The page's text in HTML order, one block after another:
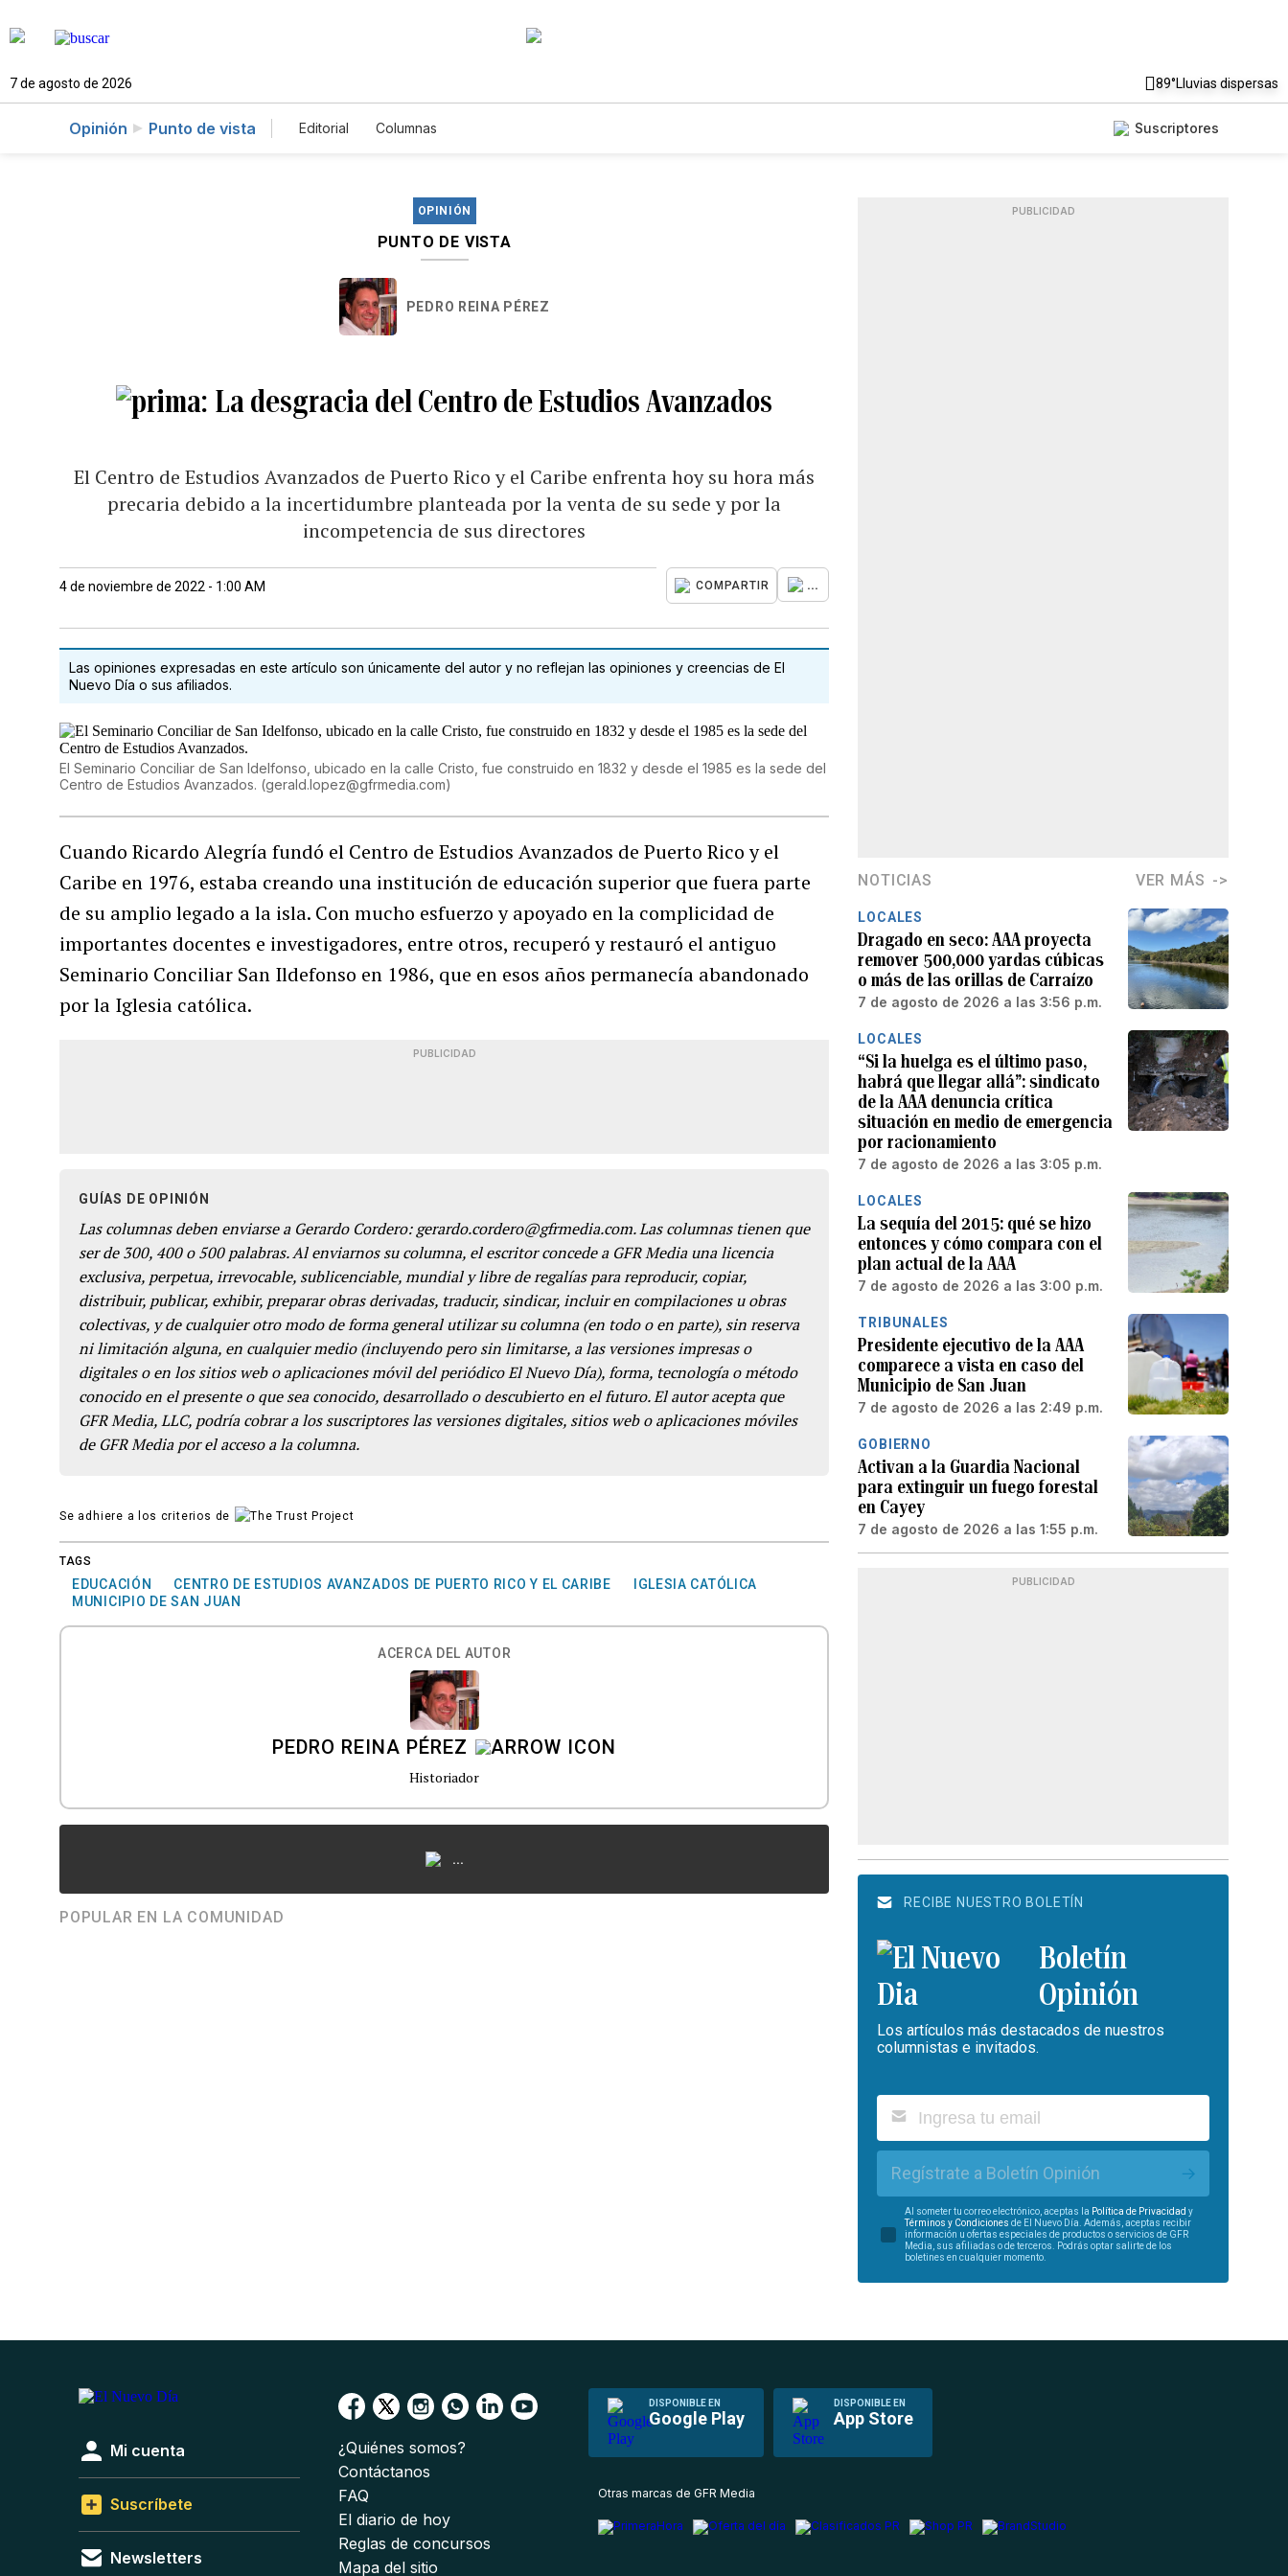
7 de agosto de 2026 89°Lluvias dispersas
Opinión Punto de vista Editorial Columnas Suscriptores
OPINIÓN
PUNTO DE VISTA
PEDRO REINA PÉREZ
La desgracia del Centro de Estudios Avanzados
El Centro de Estudios Avanzados de Puerto Rico y el Caribe enfrenta hoy su hora más
precaria debido a la incertidumbre planteada por la venta de su sede y por la
incompetencia de sus directores
4 de noviembre de 2022 - 1:00 AM COMPARTIR ...
Las opiniones expresadas en este artículo son únicamente del autor y no reflejan las opiniones y creencias de El
Nuevo Día o sus afiliados.
El Seminario Conciliar de San Idelfonso, ubicado en la calle Cristo, fue construido en 1832 y desde el 1985 es la sede del
Centro de Estudios Avanzados. (gerald.lopez@gfrmedia.com)
Cuando Ricardo Alegría fundó el Centro de Estudios Avanzados de Puerto Rico y el
Caribe en 1976, estaba creando una institución de educación superior que fuera parte
de su amplio legado a la isla. Con mucho esfuerzo y apoyado en la complicidad de
importantes docentes e investigadores, entre otros, recuperó y restauró el antiguo
Seminario Conciliar San Ildefonso en 1986, que en esos años permanecía abandonado
por la Iglesia católica.
PUBLICIDAD
GUÍAS DE OPINIÓN
Las columnas deben enviarse a Gerardo Cordero: gerardo.cordero@gfrmedia.com. Las columnas tienen que
ser de 300, 400 o 500 palabras. Al enviarnos su columna, el escritor concede a GFR Media una licencia
exclusiva, perpetua, irrevocable, sublicenciable, mundial y libre de regalías para reproducir, copiar,
distribuir, publicar, exhibir, preparar obras derivadas, traducir, sindicar, incluir en compilaciones u obras
colectivas, y de cualquier otro modo de forma general utilizar su columna (en todo o en parte), sin reserva
ni limitación alguna, en cualquier medio (incluyendo pero sin limitarse, a las versiones impresas o
digitales o en los sitios web o aplicaciones móvil del periódico El Nuevo Día), forma, tecnología o método
conocido en el presente o que sea conocido, desarrollado o descubierto en el futuro. El autor acepta que
GFR Media, LLC, podría cobrar a los suscriptores las versiones digitales, sitios web o aplicaciones móviles
de GFR Media por el acceso a la columna.
Se adhiere a los criterios de
TAGS
EDUCACIÓN CENTRO DE ESTUDIOS AVANZADOS DE PUERTO RICO Y EL CARIBE
IGLESIA CATÓLICA
MUNICIPIO DE SAN JUAN
ACERCA DEL AUTOR
PEDRO REINA PÉREZ
Historiador
...
POPULAR EN LA COMUNIDAD
PUBLICIDAD
NOTICIAS VER MÁS
LOCALES
Dragado en seco: AAA proyecta
remover 500,000 yardas cúbicas
o más de las orillas de Carraízo
7 de agosto de 2026 a las 3:56 p.m.
LOCALES
“Si la huelga es el último paso,
habrá que llegar allá”: sindicato
de la AAA denuncia crítica
situación en medio de emergencia
por racionamiento
7 de agosto de 2026 a las 3:05 p.m.
LOCALES
La sequía del 2015: qué se hizo
entonces y cómo compara con el
plan actual de la AAA
7 de agosto de 2026 a las 3:00 p.m.
TRIBUNALES
Presidente ejecutivo de la AAA
comparece a vista en caso del
Municipio de San Juan
7 de agosto de 2026 a las 2:49 p.m.
GOBIERNO
Activan a la Guardia Nacional
para extinguir un fuego forestal
en Cayey
7 de agosto de 2026 a las 1:55 p.m.
PUBLICIDAD
RECIBE NUESTRO BOLETÍN
Boletín
Opinión
Los artículos más destacados de nuestros
columnistas e invitados.
Regístrate a Boletín Opinión
Al someter tu correo electrónico, aceptas la Política de Privacidad y
Términos y Condiciones de El Nuevo Día. Además, aceptas recibir
información u ofertas especiales de productos o servicios de GFR
Media, sus afiliadas o de terceros. Podrás optar salirte de los
boletines en cualquier momento.
DISPONIBLE EN
Google Play
DISPONIBLE EN
App Store
Mi cuenta
Suscríbete
Newsletters
¿Quiénes somos?
Contáctanos
FAQ
El diario de hoy
Reglas de concursos
Mapa del sitio
Otras marcas de GFR Media